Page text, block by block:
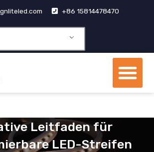
+86 15814478470
Leitfaden für
LED-Streifen